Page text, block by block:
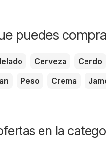
puedes
Cerveza Cerdo
Peso Crema
en la